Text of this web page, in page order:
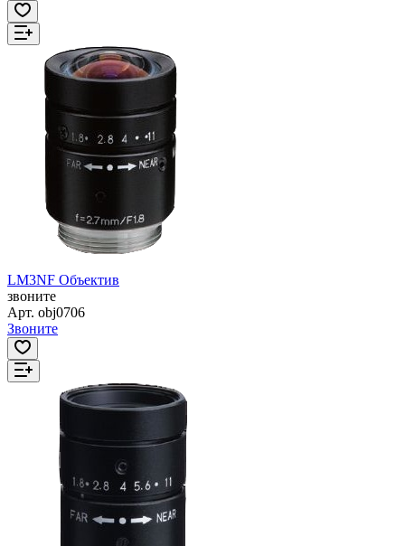
LM3NF Объектив
звоните
Арт. obj0706
Звоните